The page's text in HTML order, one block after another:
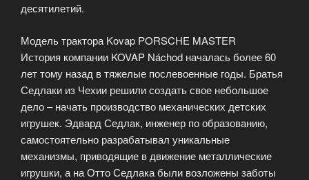
десятилетий.
Модель трактора Kovap PORSCHE MASTER
История компании KOVAP Náchod началась более 60
лет тому назад в тяжелые послевоенные годы. Братья
Седлаки из Чехии решили создать свое небольшое
дело – начать производство механических детских
игрушек. Эдвард Седлак, инженер по образованию,
самостоятельно разрабатывал уникальные
механизмы, приводящие в движение металлические
игрушки, а на Отто Седлака были возложены заботы